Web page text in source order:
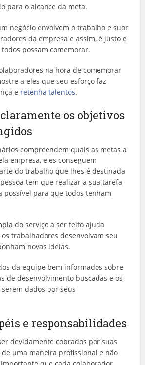
para o alcance da meta.
negócio envolvem o trabalho e suor
da empresa e assim, é justo e
possam comemorar.
na hora de comemorar
a eles que seu esforço faz
e retenha talentos.
os objetivos
compreendem quais as metas a
empresa, eles conseguem
do trabalho que lhes é destinada
tem que realizar a sua tarefa
possível para que todos tenham
do serviço a ser feito ajuda
trabalhadores desenvolvam seu
novas ideias.
da equipe bem informados sobre
de desenvolvimento buscadas e os
dados por seus
e responsabilidades
devidamente cobrados por suas
uma maneira profissional e não